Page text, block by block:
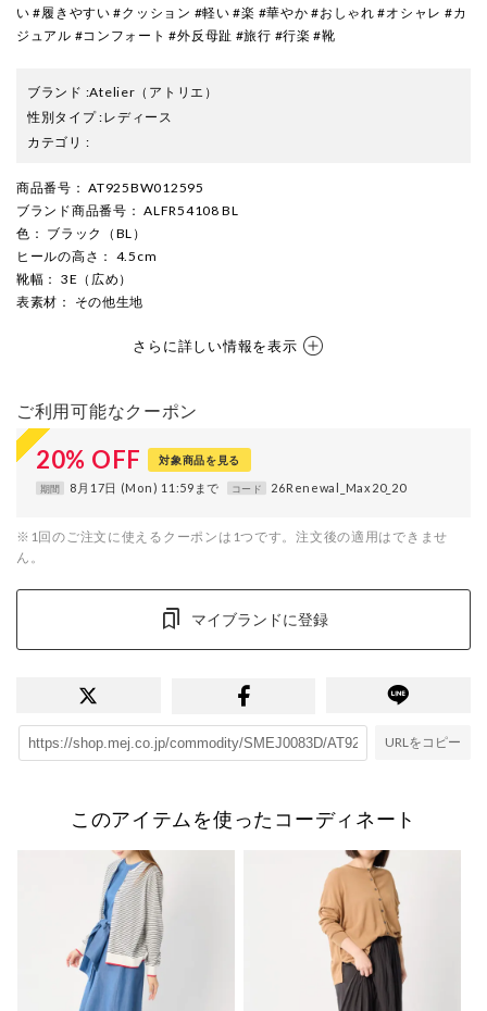
い #履きやすい #クッション #軽い #楽 #華やか #おしゃれ #オシャレ #カ
ジュアル #コンフォート #外反母趾 #旅行 #行楽 #靴
ブランド :Atelier （アトリエ）
性別タイプ:レディース
カテゴリ :
商品番号 ： AT925BW012595
ブランド商品番号 ： ALFR54108 BL
色 ： ブラック（BL）
ヒールの高さ ： 4.5cm
靴幅 ： 3E（広め）
表素材 ： その他生地
さらに詳しい情報を表示
ご利用可能なクーポン
20% OFF 対象商品を見る
期間 8月17日 (Mon) 11:59まで コード 26Renewal_Max20_20
※1回のご注文に使えるクーポンは1つです。注文後の適用はできませ
ん。
マイブランドに登録
URLをコピー
このアイテムを使ったコーディネート